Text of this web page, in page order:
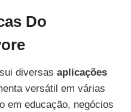
Do
diversas aplicações
versátil em várias
em educação, negócios